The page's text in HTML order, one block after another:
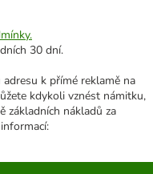
30 dní.
k přímé reklamě na
kdykoli vznést námitku,
základních nákladů za